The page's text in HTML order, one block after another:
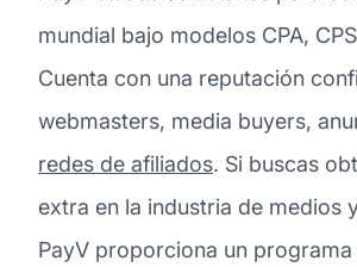
mundial bajo modelos CPA,
Cuenta con una reputación
webmasters, media buyers,
redes de afiliados. Si buscas
extra en la industria de medios
PayV proporciona un